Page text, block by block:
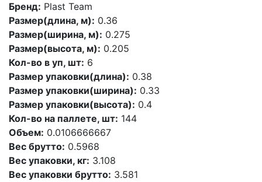
Бренд: Plast Team
Размер(длина, м): 0.36
Размер(ширина, м): 0.275
Размер(высота, м): 0.205
Кол-во в уп, шт: 6
Размер упаковки(длина): 0.38
Размер упаковки(ширина): 0.33
Размер упаковки(высота): 0.4
Кол-во на паллете, шт: 144
Объем: 0.0106666667
Вес брутто: 0.5968
Вес упаковки, кг: 3.108
Вес упаковки брутто: 3.581